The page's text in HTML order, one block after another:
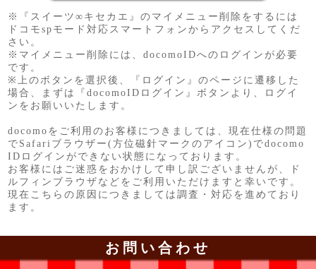
※『スイーツ∞キセカエ』のマイメニュー削除をするには
ドコモspモード対応スマートフォンからアクセスしてくだ
さい。
※マイメニュー削除には、docomoIDへのログインが必要
です。
※上のボタンを選択後、『ログイン』のページに遷移した
場合、まずは『docomoIDログイン』ボタンより、ログイ
ンをお願いいたします。
docomoをご利用のお客様につきましては、現在仕様の問題
でSafariブラウザー(方位磁針マークのアイコン)でdocomo
IDログインができない状態になっております。
お客様にはご迷惑をおかけして申し訳ございませんが、ド
ルフィンブラウザなどをご利用いただけますと幸いです。
現在こちらの原因につきましては調査・対応を進めており
ます。
お問い合わせ